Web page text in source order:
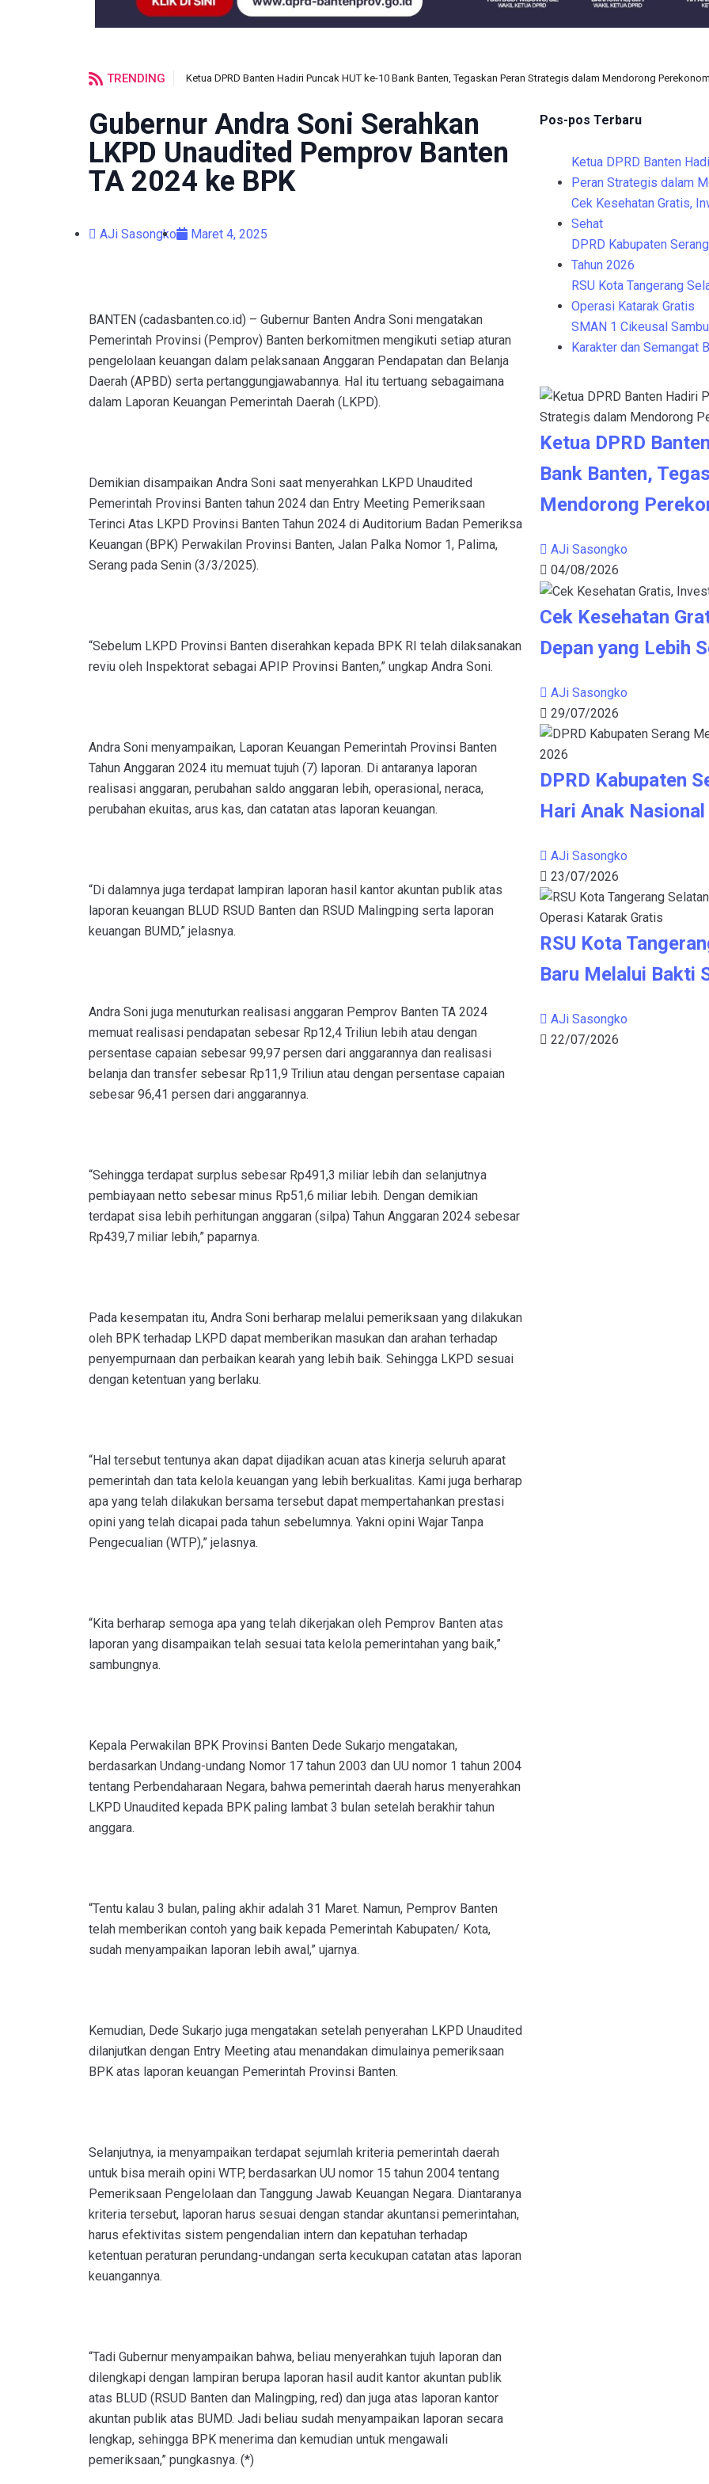
TRENDING Ketua DPRD Banten Hadiri Puncak HUT ke-10 Bank Banten, Tegaskan Peran Strategis dalam Mendorong
Gubernur Andra Soni Serahkan
LKPD Unaudited Pemprov Banten
TA 2024 ke BPK
AJi Sasongko Maret 4, 2025
BANTEN (cadasbanten.co.id) – Gubernur Banten Andra Soni mengatakan
Pemerintah Provinsi (Pemprov) Banten berkomitmen mengikuti setiap aturan
pengelolaan keuangan dalam pelaksanaan Anggaran Pendapatan dan Belanja
Daerah (APBD) serta pertanggungjawabannya. Hal itu tertuang sebagaimana
dalam Laporan Keuangan Pemerintah Daerah (LKPD).
Demikian disampaikan Andra Soni saat menyerahkan LKPD Unaudited
Pemerintah Provinsi Banten tahun 2024 dan Entry Meeting Pemeriksaan
Terinci Atas LKPD Provinsi Banten Tahun 2024 di Auditorium Badan Pemeriksa
Keuangan (BPK) Perwakilan Provinsi Banten, Jalan Palka Nomor 1, Palima,
Serang pada Senin (3/3/2025).
“Sebelum LKPD Provinsi Banten diserahkan kepada BPK RI telah dilaksanakan
reviu oleh Inspektorat sebagai APIP Provinsi Banten,” ungkap Andra Soni.
Andra Soni menyampaikan, Laporan Keuangan Pemerintah Provinsi Banten
Tahun Anggaran 2024 itu memuat tujuh (7) laporan. Di antaranya laporan
realisasi anggaran, perubahan saldo anggaran lebih, operasional, neraca,
perubahan ekuitas, arus kas, dan catatan atas laporan keuangan.
“Di dalamnya juga terdapat lampiran laporan hasil kantor akuntan publik atas
laporan keuangan BLUD RSUD Banten dan RSUD Malingping serta laporan
keuangan BUMD,” jelasnya.
Andra Soni juga menuturkan realisasi anggaran Pemprov Banten TA 2024
memuat realisasi pendapatan sebesar Rp12,4 Triliun lebih atau dengan
persentase capaian sebesar 99,97 persen dari anggarannya dan realisasi
belanja dan transfer sebesar Rp11,9 Triliun atau dengan persentase capaian
sebesar 96,41 persen dari anggarannya.
“Sehingga terdapat surplus sebesar Rp491,3 miliar lebih dan selanjutnya
pembiayaan netto sebesar minus Rp51,6 miliar lebih. Dengan demikian
terdapat sisa lebih perhitungan anggaran (silpa) Tahun Anggaran 2024 sebesar
Rp439,7 miliar lebih,” paparnya.
Pada kesempatan itu, Andra Soni berharap melalui pemeriksaan yang dilakukan
oleh BPK terhadap LKPD dapat memberikan masukan dan arahan terhadap
penyempurnaan dan perbaikan kearah yang lebih baik. Sehingga LKPD sesuai
dengan ketentuan yang berlaku.
“Hal tersebut tentunya akan dapat dijadikan acuan atas kinerja seluruh aparat
pemerintah dan tata kelola keuangan yang lebih berkualitas. Kami juga berharap
apa yang telah dilakukan bersama tersebut dapat mempertahankan prestasi
opini yang telah dicapai pada tahun sebelumnya. Yakni opini Wajar Tanpa
Pengecualian (WTP),” jelasnya.
“Kita berharap semoga apa yang telah dikerjakan oleh Pemprov Banten atas
laporan yang disampaikan telah sesuai tata kelola pemerintahan yang baik,”
sambungnya.
Kepala Perwakilan BPK Provinsi Banten Dede Sukarjo mengatakan,
berdasarkan Undang-undang Nomor 17 tahun 2003 dan UU nomor 1 tahun 2004
tentang Perbendaharaan Negara, bahwa pemerintah daerah harus menyerahkan
LKPD Unaudited kepada BPK paling lambat 3 bulan setelah berakhir tahun
anggara.
“Tentu kalau 3 bulan, paling akhir adalah 31 Maret. Namun, Pemprov Banten
telah memberikan contoh yang baik kepada Pemerintah Kabupaten/ Kota,
sudah menyampaikan laporan lebih awal,” ujarnya.
Kemudian, Dede Sukarjo juga mengatakan setelah penyerahan LKPD Unaudited
dilanjutkan dengan Entry Meeting atau menandakan dimulainya pemeriksaan
BPK atas laporan keuangan Pemerintah Provinsi Banten.
Selanjutnya, ia menyampaikan terdapat sejumlah kriteria pemerintah daerah
untuk bisa meraih opini WTP, berdasarkan UU nomor 15 tahun 2004 tentang
Pemeriksaan Pengelolaan dan Tanggung Jawab Keuangan Negara. Diantaranya
kriteria tersebut, laporan harus sesuai dengan standar akuntansi pemerintahan,
harus efektivitas sistem pengendalian intern dan kepatuhan terhadap
ketentuan peraturan perundang-undangan serta kecukupan catatan atas laporan
keuangannya.
“Tadi Gubernur menyampaikan bahwa, beliau menyerahkan tujuh laporan dan
dilengkapi dengan lampiran berupa laporan hasil audit kantor akuntan publik
atas BLUD (RSUD Banten dan Malingping, red) dan juga atas laporan kantor
akuntan publik atas BUMD. Jadi beliau sudah menyampaikan laporan secara
lengkap, sehingga BPK menerima dan kemudian untuk mengawali
pemeriksaan,” pungkasnya. (*)
Pos-pos Terbaru
Ketua DPRD Banten
Peran Strategis dalam
Cek Kesehatan Gratis,
Sehat
DPRD Kabupaten
Tahun 2026
RSU Kota Tangerang
Operasi Katarak Gratis
SMAN 1 Cikeusal
Karakter dan Semangat
Ketua DPRD
Bank Banten,
Mendorong
AJi Sasongko
04/08/2026
Cek Kesehatan
Depan yang Lebih
AJi Sasongko
29/07/2026
DPRD Kabupaten
Hari Anak
AJi Sasongko
23/07/2026
RSU Kota
Baru Melalui Bakti
AJi Sasongko
22/07/2026